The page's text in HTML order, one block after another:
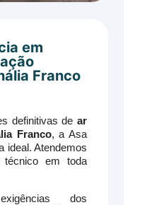
em
Franco
definitivas de ar
Franco, a Asa
ideal. Atendemos
em toda
dos